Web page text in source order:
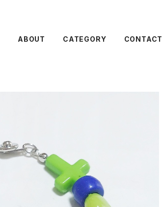
ABOUT CATEGORY CONTACT